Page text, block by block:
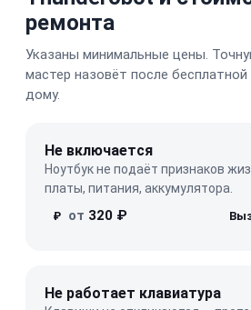
ремонта
Указаны минимальные цены.
мастер назовёт после бесплатной
дому.
Не включается
Ноутбук не подаёт признаков
платы, питания, аккумулятора.
₽ от 320 ₽
Не работает клавиатура